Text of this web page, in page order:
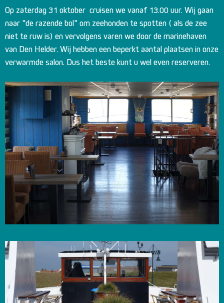
Op zaterdag 31 oktober cruisen we vanaf 13.00 uur. Wij gaan
naar "de razende bol" om zeehonden te spotten ( als de zee
niet te ruw is) en vervolgens varen we door de marinehaven
van Den Helder. Wij hebben een beperkt aantal plaatsen in onze
verwarmde salon. Dus het beste kunt u wel even reserveren.